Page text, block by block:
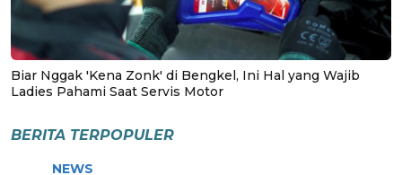
Biar Nggak 'Kena Zonk' di Bengkel, Ini Hal yang Wajib
Ladies Pahami Saat Servis Motor
BERITA TERPOPULER
NEWS